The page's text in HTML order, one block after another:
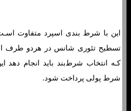
این با شرط بندی اسپرد متفاوت
تسطیح تئوری شانس در هردو طرف
کـه انتخاب شرط‌بند باید انجام دهد
شرط پولی پرداخت شود.